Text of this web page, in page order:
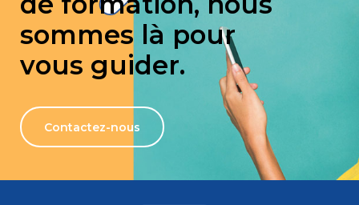
sommes là pour
vous guider.
Contactez-nous